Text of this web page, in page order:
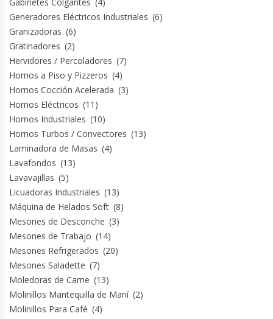
Generadores Eléctricos Industriales (6)
Granizadoras (6)
Gratinadores (2)
Hervidores / Percoladores (7)
Hornos a Piso y Pizzeros (4)
Hornos Cocción Acelerada (3)
Hornos Eléctricos (11)
Hornos Industriales (10)
Hornos Turbos / Convectores (13)
Laminadora de Masas (4)
Lavafondos (13)
Lavavajillas (5)
Licuadoras Industriales (13)
Máquina de Helados Soft (8)
Mesones de Desconche (3)
Mesones de Trabajo (14)
Mesones Refrigerados (20)
Mesones Saladette (7)
Moledoras de Carne (13)
Molinillos Mantequilla de Maní (2)
Molinillos Para Café (4)